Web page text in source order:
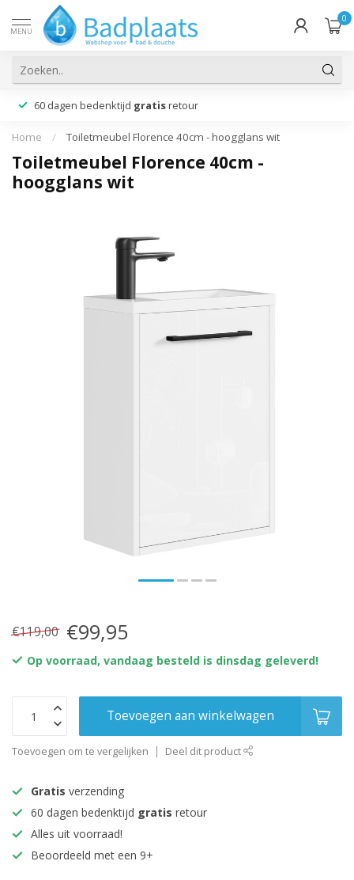
MENU
0
60 dagen bedenktijd gratis retour
Home / Toiletmeubel Florence 40cm - hoogglans wit
Toiletmeubel Florence 40cm -
hoogglans wit
€119,00 €99,95
Op voorraad, vandaag besteld is dinsdag geleverd!
Toevoegen aan winkelwagen
Toevoegen om te vergelijken Deel dit product
Gratis verzending
60 dagen bedenktijd gratis retour
Alles uit voorraad!
Beoordeeld met een 9+